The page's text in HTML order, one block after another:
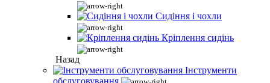
Сидіння і чохли
Кріплення сидінь
Назад
Інструменти
обслуговування